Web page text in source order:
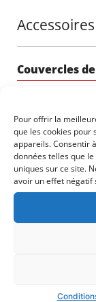
Pour offrir la
que les cookies pour
appareils. Consentir
données telles que
uniques sur ce site.
avoir un effet négatif
(Classe 2 -
Appliqué avec
utilisant des
revêtement est
durable.
qualité et de
ce revêtement
9001:2015 et
produit conçu
aux éléments.
Transformez
sportive noire
de force, de
Couvercles
2915$